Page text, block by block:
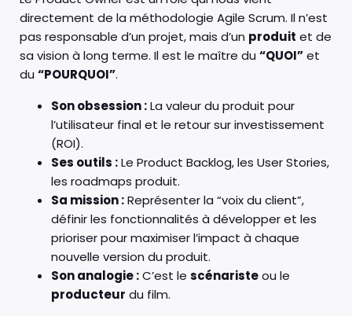
directement de la méthodologie Agile Scrum. Il n’est
pas responsable d’un projet, mais d’un produit et de
sa vision à long terme. Il est le maître du “QUOI”et
du “POURQUOI”.
Son obsession :La valeur du produit pour
l’utilisateur final et le retour sur investissement
(ROI).
Ses outils :Le Product Backlog, les User Stories,
les roadmaps produit.
Sa mission :Représenter la “voix du client”,
définir les fonctionnalités à développer et les
prioriser pour maximiser l’impact à chaque
nouvelle version du produit.
Son analogie :C’est le scénaristeou le
producteur du film.